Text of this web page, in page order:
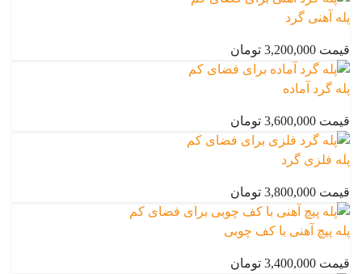
پله آهنی گرد
قیمت 3,200,000 تومان
پله گرد آماده
قیمت 3,600,000 تومان
پله فلزی گرد
قیمت 3,800,000 تومان
پله پیچ آهنی با کف چوبی
قیمت 3,400,000 تومان